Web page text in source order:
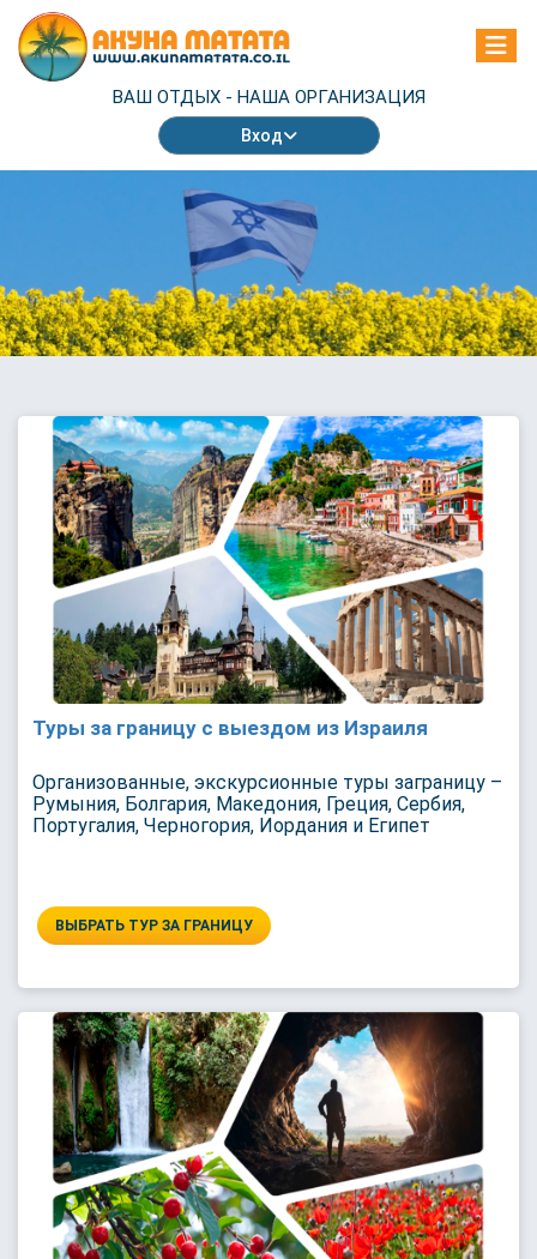
ВАШ ОТДЫХ - НАША ОРГАНИЗАЦИЯ
Вход
Туры за границу с выездом из Израиля
Организованные, экскурсионные туры заграницу –
Румыния, Болгария, Македония, Греция, Сербия,
Португалия, Черногория, Иордания и Египет
ВЫБРАТЬ ТУР ЗА ГРАНИЦУ